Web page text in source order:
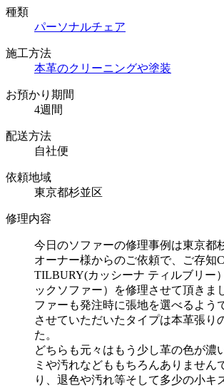
種類
パーソナルチェア
施工方法
本革のクリーニングや塗装
お預かり期間
4週間
配送方法
自社便
依頼地域
東京都杉並区
修理内容
今日のソファーの修理事例は東京都
オーナー様からのご依頼で、ご存知
TILBURY(カッシーナ ティルブリー
ックソファー）を修理させて頂きま
ファーも発注時に張地を選べるよう
させていただいたタイプは本革張り
た。
どちらも元々はもう少し革の色が濃
ミや汚れなどももちろんありません
り、退色や汚れ等そして多少の小キ